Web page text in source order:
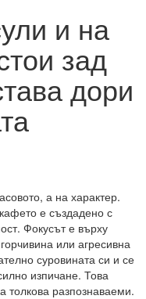
и на
зад
дори
а на характер.
е създадено с
Фокусът е върху
или агресивна
суровината си и се
изпичане. Това
толкова разпознаваеми.